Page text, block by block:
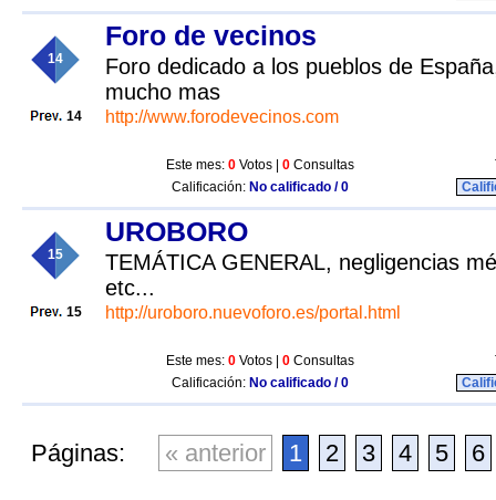
14
14
Foro de vecinos
Foro dedicado a los pueblos de
mucho mas
http://www.forodevecinos.com
Este mes: 0 Votos | 0 Consultas
Calificación: No calificado / 0
15
15
UROBORO
TEMÁTICA GENERAL, negligencias
etc...
http://uroboro.nuevoforo.es/portal.html
Este mes: 0 Votos | 0 Consultas
Calificación: No calificado / 0
Páginas: « anterior 1 2 3 4 5 6